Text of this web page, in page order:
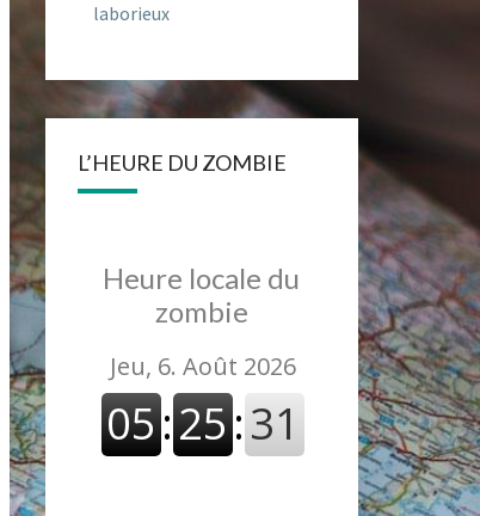
laborieux
L’HEURE DU ZOMBIE
Heure locale du
zombie